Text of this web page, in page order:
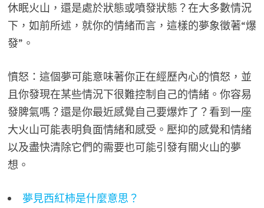
休眠火山，還是處於狀態或噴發狀態？在大多數情況
下，如前所述，就你的情緒而言，這樣的夢象徵著“爆
發”。
憤怒：這個夢可能意味著你正在經歷內心的憤怒，並
且你發現在某些情況下很難控制自己的情緒。你容易
發脾氣嗎？還是你最近感覺自己要爆炸了？看到一座
大火山可能表明負面情緒和感受。壓抑的感覺和情緒
以及盡快清除它們的需要也可能引發有關火山的夢
想。
夢見西紅柿是什麼意思？